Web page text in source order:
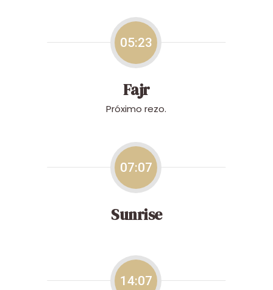
05:23
Fajr
Próximo rezo.
07:07
Sunrise
14:07